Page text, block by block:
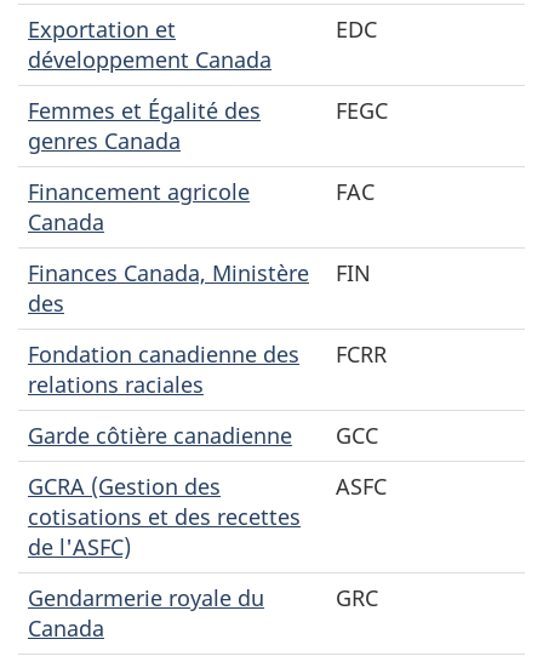
Exportation et
développement Canada
EDC
Femmes et Égalité des
genres Canada
FEGC
Financement agricole
Canada
FAC
Finances Canada, Ministère
des
FIN
Fondation canadienne des
relations raciales
FCRR
Garde côtière canadienne
GCC
GCRA (Gestion des
cotisations et des recettes
de l'ASFC)
ASFC
Gendarmerie royale du
Canada
GRC